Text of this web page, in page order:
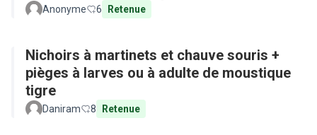
Anonyme 6 Retenue
Nichoirs à martinets et chauve souris +
pièges à larves ou à adulte de moustique
tigre
Daniram 8 Retenue